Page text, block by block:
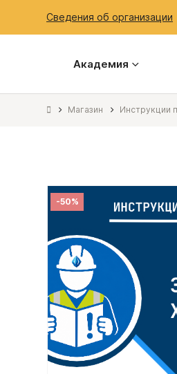
Сведения об организации
Академия
Магазин Инструкции
-50%